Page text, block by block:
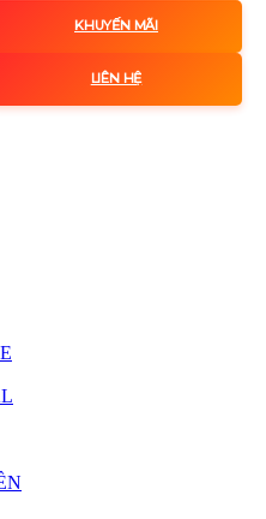
KHUYẾN MÃI
LIÊN HỆ